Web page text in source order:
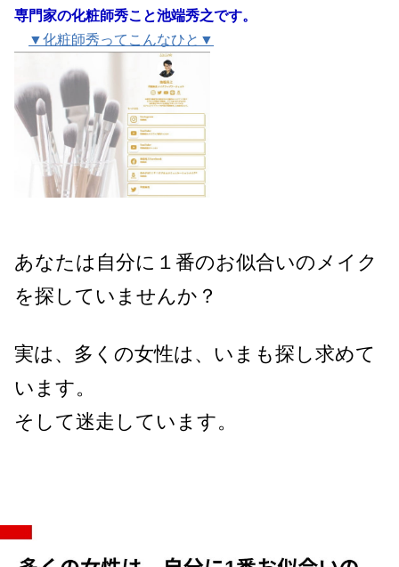
専門家の化粧師秀こと池端秀之です。
▼化粧師秀ってこんなひと▼
あなたは自分に１番のお似合いのメイク
を探していませんか？
実は、多くの女性は、いまも探し求めて
います。
そして迷走しています。